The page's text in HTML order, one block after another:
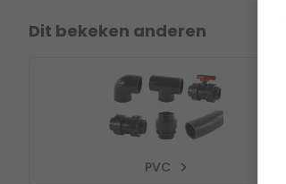
Dit bekeken anderen
PVC